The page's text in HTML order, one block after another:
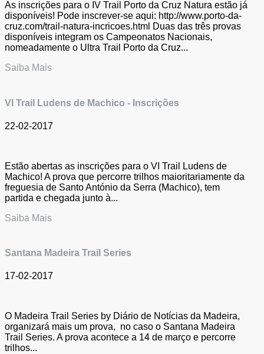
As inscrições para o IV Trail Porto da Cruz Natura estão já
disponíveis! Pode inscrever-se aqui: http://www.porto-da-
cruz.com/trail-natura-incricoes.html Duas das três provas
disponíveis integram os Campeonatos Nacionais,
nomeadamente o Ultra Trail Porto da Cruz...
Saiba Mais
VI Trail Ludens de Machico - Inscrições
22-02-2017
Estão abertas as inscrições para o VI Trail Ludens de
Machico! A prova que percorre trilhos maioritariamente da
freguesia de Santo António da Serra (Machico), tem
partida e chegada junto à...
Saiba Mais
Santana Madeira Trail Series
17-02-2017
O Madeira Trail Series by Diário de Notícias da Madeira,
organizará mais um prova, no caso o Santana Madeira
Trail Series. A prova acontece a 14 de março e percorre
trilhos...